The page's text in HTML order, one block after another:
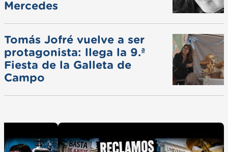
Mercedes
Tomás Jofré vuelve a ser
protagonista: llega la 9.ª
Fiesta de la Galleta de
Campo